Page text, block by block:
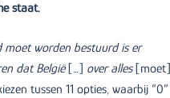
staat.
moet worden bestuurd is er
dat België[…] over alles[moet]
tussen 11 opties, waarbij “0”